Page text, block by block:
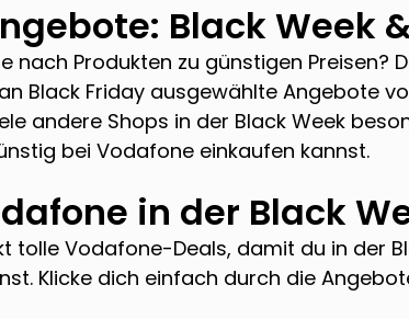
Black Week
nach Produkten zu günstigen Preisen?
Black Friday ausgewählte Angebote
andere Shops in der Black Week
bei Vodafone einkaufen kannst.
in der Black
tolle Vodafone-Deals, damit du in der
Klicke dich einfach durch die